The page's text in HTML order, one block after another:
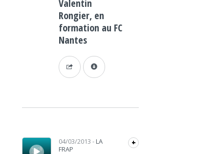
Valentin
Rongier, en
formation au FC
Nantes
Lecteur audio 04/03/2013 - LA
FRAP
+